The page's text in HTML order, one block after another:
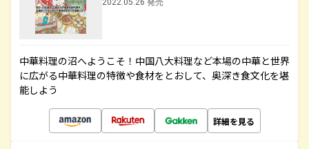
2022.05.26 発売
中華料理の沼へようこそ！中国八大料理など本場の中華と世界
に広がる中華料理の特徴や食材をとおして、奥深き食文化を堪
能しよう
詳細を見る